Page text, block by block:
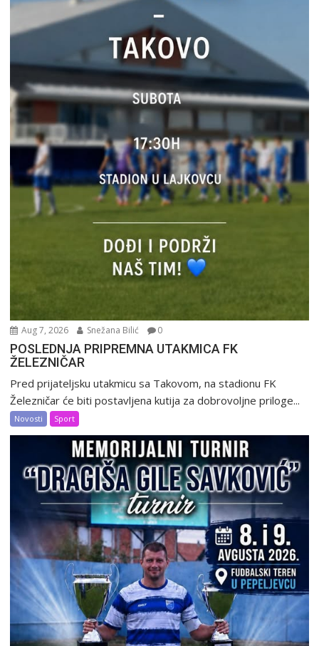
Aug 7, 2026 Snežana Bilić 0
POSLEDNJA PRIPREMNA UTAKMICA FK
ŽELEZNIČAR
Pred prijateljsku utakmicu sa Takovom, na stadionu FK
Železničar će biti postavljena kutija za dobrovoljne priloge...
Novosti Sport